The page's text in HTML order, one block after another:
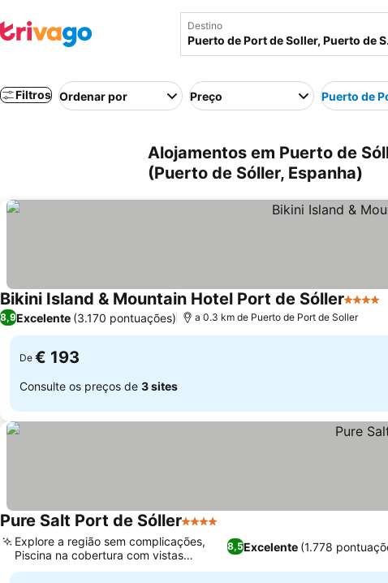
Destino
Filtros Ordenar por Preço Puerto de
Alojamentos em Puerto de
(Puerto de Sóller, Espanha)
Bikini Island & Mountain Hotel Port de Sóller4
8,9Excelente (3.170 pontuações) a 0.3 km de Puerto de Port de Soller
De € 193
Consulte os preços de 3 sites
Pure Salt Port de Sóller4 Estrelas
8,5Excelente (1.778
Explore a região sem complicações,
Piscina na cobertura com vistas
deslumbrantes